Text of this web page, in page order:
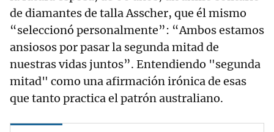
de diamantes de talla Asscher, que él mismo
“seleccionó personalmente”: “Ambos estamos
ansiosos por pasar la segunda mitad de
nuestras vidas juntos”. Entendiendo "segunda
mitad" como una afirmación irónica de esas
que tanto practica el patrón australiano.